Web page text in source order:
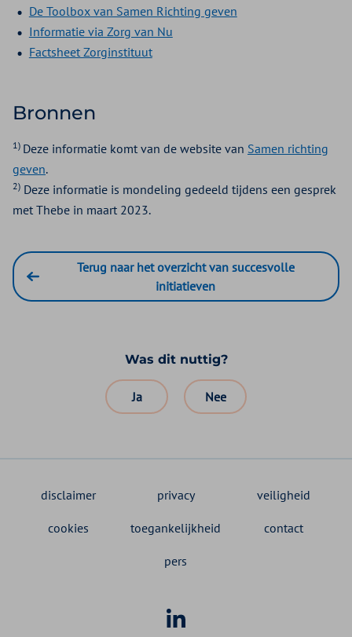
De Toolbox van Samen Richting geven
Informatie via Zorg van Nu
Factsheet Zorginstituut
Bronnen
1) Deze informatie komt van de website van Samen richting
geven.
2) Deze informatie is mondeling gedeeld tijdens een gesprek
met Thebe in maart 2023.
Terug naar het overzicht van succesvolle
initiatieven
Was dit nuttig?
Ja Nee
disclaimer privacy veiligheid
cookies toegankelijkheid contact
pers